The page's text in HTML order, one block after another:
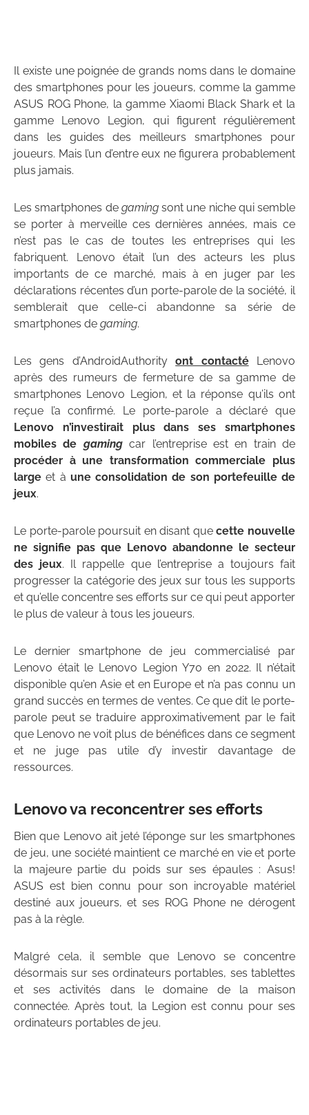
Il existe une poignée de grands noms dans le domaine
des smartphones pour les joueurs, comme la gamme
ASUS ROG Phone, la gamme Xiaomi Black Shark et la
gamme Lenovo Legion, qui figurent régulièrement
dans les guides des meilleurs smartphones pour
joueurs. Mais l’un d’entre eux ne figurera probablement
plus jamais.
Les smartphones de gamingsont une niche qui semble
se porter à merveille ces dernières années, mais ce
n’est pas le cas de toutes les entreprises qui les
fabriquent. Lenovo était l’un des acteurs les plus
importants de ce marché, mais à en juger par les
déclarations récentes d’un porte-parole de la société, il
semblerait que celle-ci abandonne sa série de
smartphones de gaming.
Les gens d’AndroidAuthorityont contactéLenovo
après des rumeurs de fermeture de sa gamme de
smartphones Lenovo Legion, et la réponse qu’ils ont
reçue l’a confirmé. Le porte-parole a déclaré que
Lenovo n’investirait plus dans ses smartphones
mobiles de gamingcar l’entreprise est en train de
procéder à une transformation commerciale plus
large et à une consolidation de son portefeuille de
jeux.
Le porte-parole poursuit en disant quecette nouvelle
ne signifie pas que Lenovo abandonne le secteur
des jeux. Il rappelle que l’entreprise a toujours fait
progresser la catégorie des jeux sur tous les supports
et qu’elle concentre ses efforts sur ce qui peut apporter
le plus de valeur à tous les joueurs.
Le dernier smartphone de jeu commercialisé par
Lenovo était le Lenovo Legion Y70 en 2022. Il n’était
disponible qu’en Asie et en Europe et n’a pas connu un
grand succès en termes de ventes. Ce que dit le porte-
parole peut se traduire approximativement par le fait
que Lenovo ne voit plus de bénéfices dans ce segment
et ne juge pas utile d’y investir davantage de
ressources.
Lenovo va reconcentrer ses efforts
Bien que Lenovo ait jeté l’éponge sur les smartphones
de jeu, une société maintient ce marché en vie et porte
la majeure partie du poids sur ses épaules : Asus!
ASUS est bien connu pour son incroyable matériel
destiné aux joueurs, et ses ROG Phone ne dérogent
pas à la règle.
Malgré cela, il semble que Lenovo se concentre
désormais sur ses ordinateurs portables, ses tablettes
et ses activités dans le domaine de la maison
connectée. Après tout, la Legion est connu pour ses
ordinateurs portables de jeu.